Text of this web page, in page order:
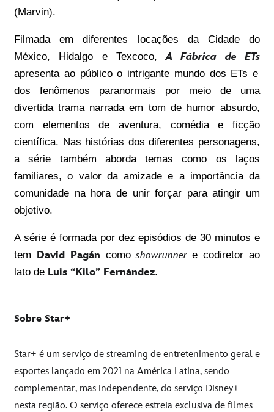
(Marvin).
Filmada em diferentes locações da Cidade do
México, Hidalgo e Texcoco,A Fábrica de ETs
apresenta ao público o intrigante mundo dos ETs e
dos fenômenos paranormais por meio de uma
divertida trama narrada em tom de humor absurdo,
com elementos de aventura, comédia e ficção
científica. Nas histórias dos diferentes personagens,
a série também aborda temas como os laços
familiares, o valor da amizade e a importância da
comunidade na hora de unir forçar para atingir um
objetivo.
A série é formada por dez episódios de 30 minutos e
tem David Pagán comoshowrunnere codiretor ao
lato de Luis “Kilo” Fernández.
Sobre Star+
Star+ é um serviço de streaming de entretenimento geral e
esportes lançado em 2021 na América Latina, sendo
complementar, mas independente, do serviço Disney+
nesta região. O serviço oferece estreia exclusiva de filmes